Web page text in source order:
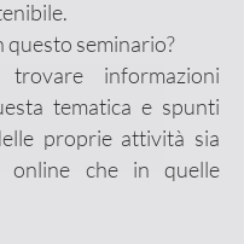
questo seminario?
informazioni
tematica e spunti
proprie attività sia
online che in quelle